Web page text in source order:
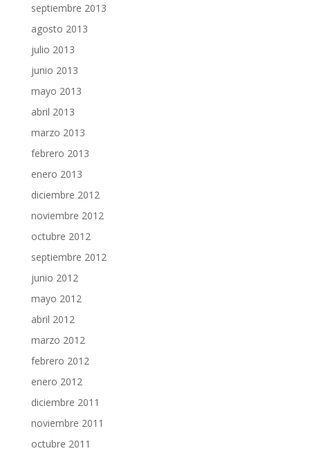
septiembre 2013
agosto 2013
julio 2013
junio 2013
mayo 2013
abril 2013
marzo 2013
febrero 2013
enero 2013
diciembre 2012
noviembre 2012
octubre 2012
septiembre 2012
junio 2012
mayo 2012
abril 2012
marzo 2012
febrero 2012
enero 2012
diciembre 2011
noviembre 2011
octubre 2011